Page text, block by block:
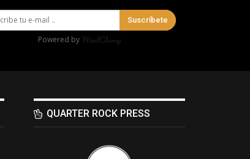
Suscríbete
Powered by
QUARTER ROCK PRESS